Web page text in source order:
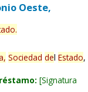
Oeste,
.
Sociedad del Estado,
Signatura